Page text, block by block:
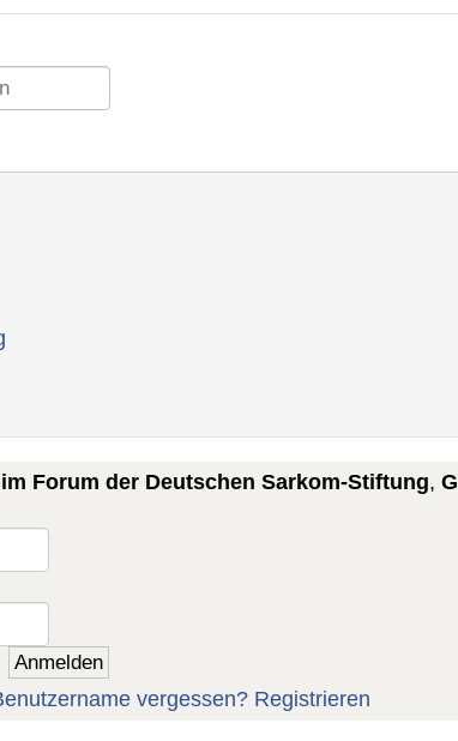
Forum der Deutschen Sarkom-Stiftung,
vergessen? Registrieren